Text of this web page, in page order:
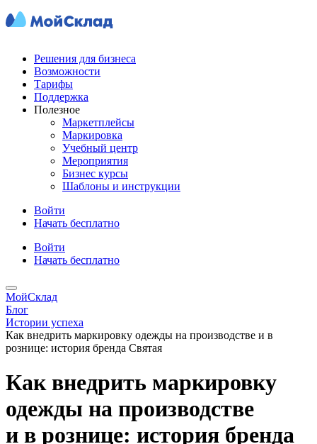
Решения для бизнеса
Возможности
Тарифы
Поддержка
Полезное
Маркетплейсы
Маркировка
Учебный центр
Мероприятия
Бизнес курсы
Шаблоны и инструкции
Войти
Начать бесплатно
Войти
Начать бесплатно
МойСклад
Блог
Истории успеха
Как внедрить маркировку одежды на производстве и в
рознице: история бренда Святая
Как внедрить маркировку
одежды на производстве
и в рознице: история бренда